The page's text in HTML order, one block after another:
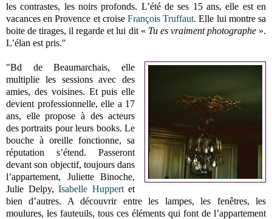
les contrastes, les noirs profonds. L’été de ses 15 ans, elle est en
vacances en Provence et croise François Truffaut. Elle lui montre sa
boite de tirages, il regarde et lui dit « Tu es vraiment photographe».
L’élan est pris."
"Bd de Beaumarchais, elle
multiplie les sessions avec des
amies, des voisines. Et puis elle
devient professionnelle, elle a 17
ans, elle propose à des acteurs
des portraits pour leurs books. Le
bouche à oreille fonctionne, sa
réputation s’étend. Passeront
devant son objectif, toujours dans
l’appartement, Juliette Binoche,
Julie Delpy,Isabelle Huppertet
bien d’autres. A découvrir entre les lampes, les fenêtres, les
moulures, les fauteuils, tous ces éléments qui font de l’appartement